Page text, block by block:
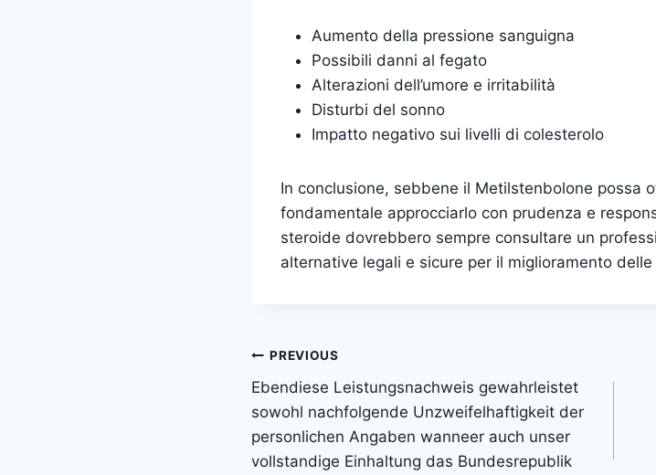
Aumento della pressione sanguigna
Possibili danni al fegato
Alterazioni dell’umore e irritabilità
Disturbi del sonno
Impatto negativo sui livelli di colesterolo
In conclusione, sebbene il Metilstenbolone possa
fondamentale approcciarlo con prudenza e
steroide dovrebbero sempre consultare un
alternative legali e sicure per il miglioramento
Post
navigation
PREVIOUS
Ebendiese Leistungsnachweis gewahrleistet
sowohl nachfolgende Unzweifelhaftigkeit der
personlichen Angaben wanneer auch unser
vollstandige Einhaltung das Bundesrepublik